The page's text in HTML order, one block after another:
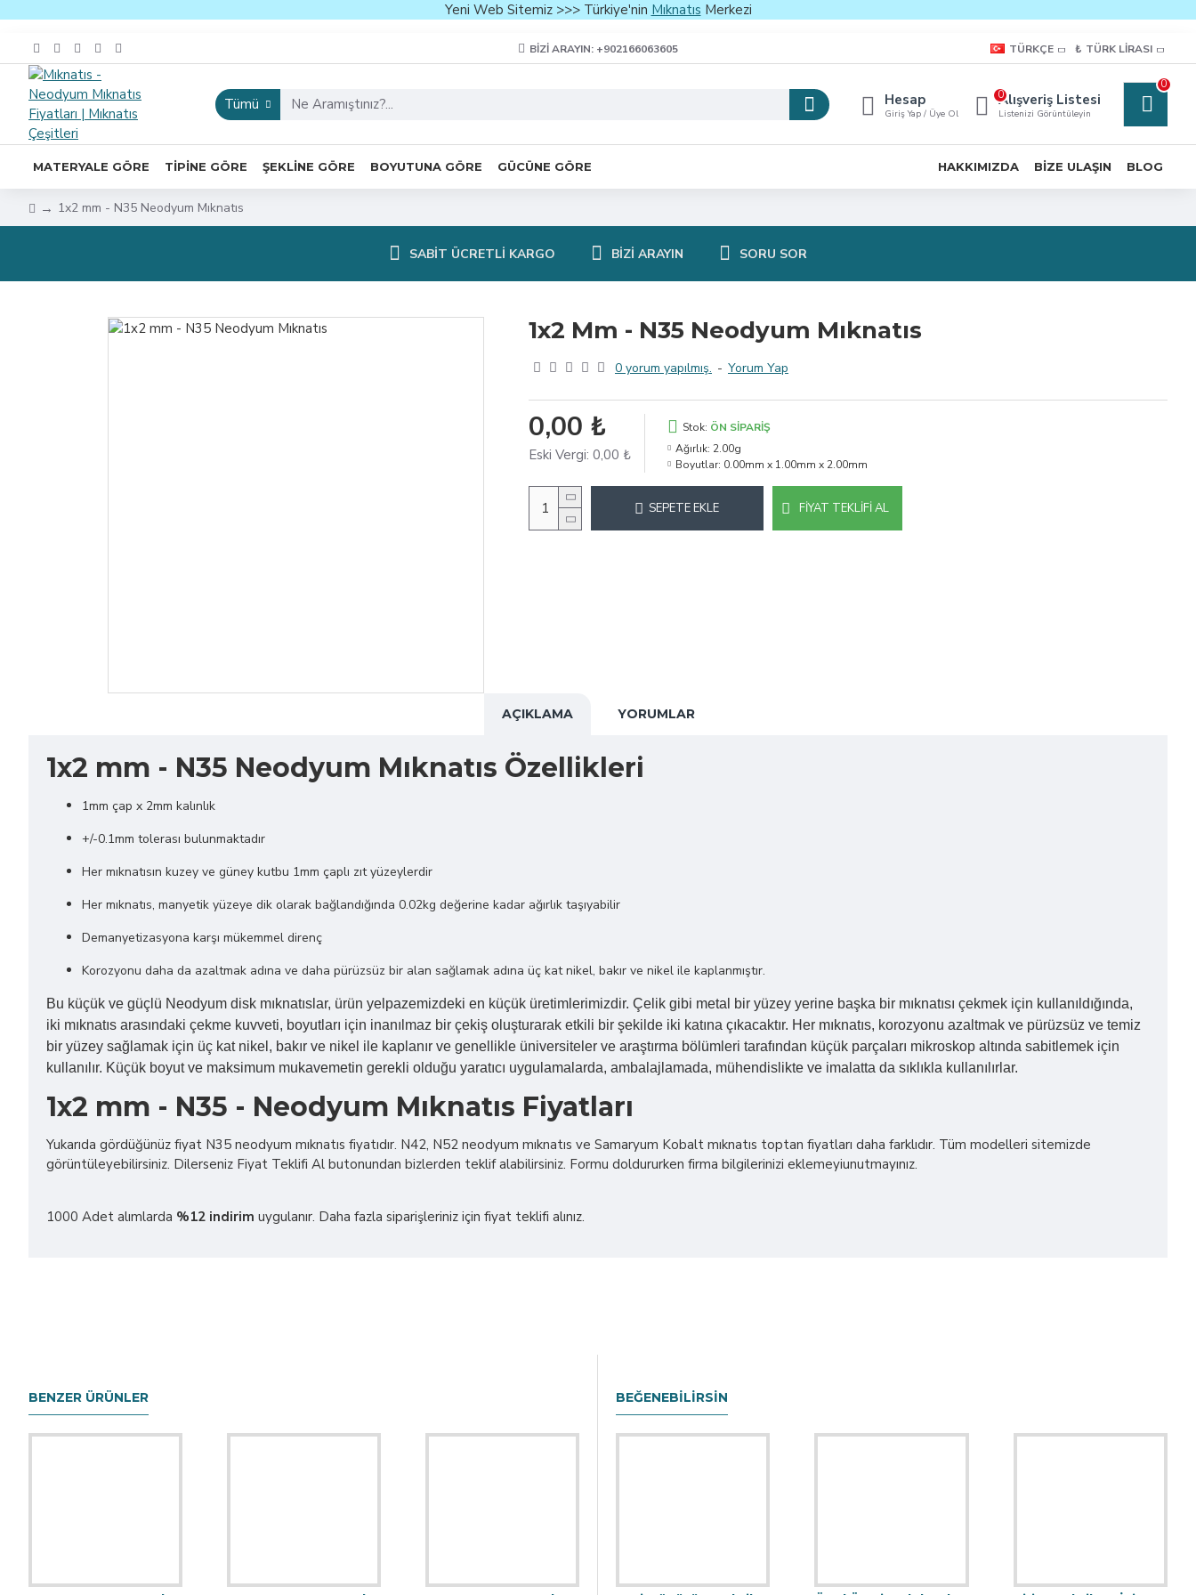
Yeni Web Sitemiz >>> Türkiye'nin Mıknatıs Merkezi
BIZI ARAYIN: +902166063605 TÜRKÇE ₺ TÜRK LIRASI
Tümü Hesap
Giriş Yap / Üye Ol
Alışveriş Listesi
Listenizi Görüntüleyin
0
0
MATERYALE GÖRE TIPINE GÖRE ŞEKLINE GÖRE BOYUTUNA GÖRE GÜCÜNE GÖRE HAKKIMIZDA BIZE ULAŞIN BLOG
1x2 mm - N35 Neodyum Mıknatıs
SABIT ÜCRETLI KARGO BIZI ARAYIN SORU SOR
1x2 Mm - N35 Neodyum Mıknatıs
0 yorum yapılmış. - Yorum Yap
0,00 ₺
Eski Vergi: 0,00 ₺
Stok: ÖN SIPARIŞ
Ağırlık: 2.00g
Boyutlar: 0.00mm x 1.00mm x 2.00mm
SEPETE EKLE FIYAT TEKLIFI AL
AÇIKLAMA YORUMLAR
1x2 mm - N35 Neodyum Mıknatıs Özellikleri
1mm çap x 2mm kalınlık
+/-0.1mm tolerası bulunmaktadır
Her mıknatısın kuzey ve güney kutbu 1mm çaplı zıt yüzeylerdir
Her mıknatıs, manyetik yüzeye dik olarak bağlandığında 0.02kg değerine kadar ağırlık taşıyabilir
Demanyetizasyona karşı mükemmel direnç
Korozyonu daha da azaltmak adına ve daha pürüzsüz bir alan sağlamak adına üç kat nikel, bakır ve nikel ile kaplanmıştır.
Bu küçük ve güçlü Neodyum disk mıknatıslar, ürün yelpazemizdeki en küçük üretimlerimizdir. Çelik gibi metal bir yüzey yerine başka bir mıknatısı çekmek için kullanıldığında,
iki mıknatıs arasındaki çekme kuvveti, boyutları için inanılmaz bir çekiş oluşturarak etkili bir şekilde iki katına çıkacaktır. Her mıknatıs, korozyonu azaltmak ve pürüzsüz ve temiz
bir yüzey sağlamak için üç kat nikel, bakır ve nikel ile kaplanır ve genellikle üniversiteler ve araştırma bölümleri tarafından küçük parçaları mikroskop altında sabitlemek için
kullanılır. Küçük boyut ve maksimum mukavemetin gerekli olduğu yaratıcı uygulamalarda, ambalajlamada, mühendislikte ve imalatta da sıklıkla kullanılırlar.
1x2 mm - N35 - Neodyum Mıknatıs Fiyatları
Yukarıda gördüğünüz fiyat N35 neodyum mıknatıs fiyatıdır. N42, N52 neodyum mıknatıs ve Samaryum Kobalt mıknatıs toptan fiyatları daha farklıdır. Tüm modelleri sitemizde
görüntüleyebilirsiniz. Dilerseniz Fiyat Teklifi Al butonundan bizlerden teklif alabilirsiniz. Formu doldururken firma bilgilerinizi eklemeyiunutmayınız.
1000 Adet alımlarda %12 indirim uygulanır. Daha fazla siparişleriniz için fiyat teklifi alınız.
BENZER ÜRÜNLER BEĞENEBILIRSIN